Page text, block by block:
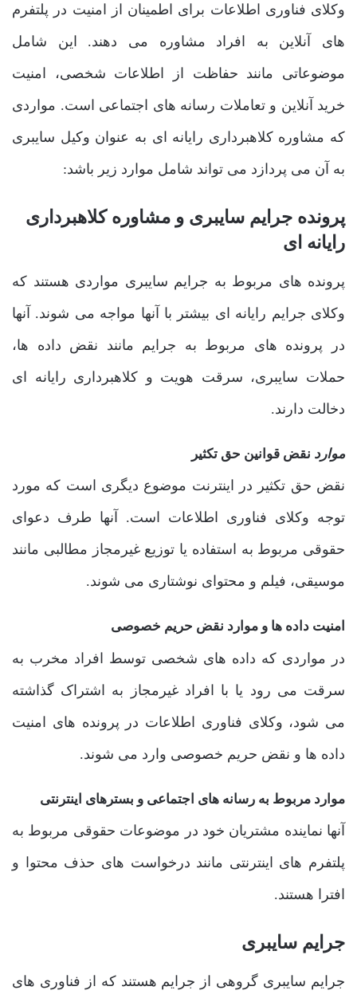
وکلای فناوری اطلاعات برای اطمینان از امنیت در پلتفرم
های آنلاین به افراد مشاوره می دهند. این شامل
موضوعاتی مانند حفاظت از اطلاعات شخصی، امنیت
خرید آنلاین و تعاملات رسانه های اجتماعی است. مواردی
که مشاوره کلاهبرداری رایانه ای به عنوان وکیل سایبری
به آن می پردازد می تواند شامل موارد زیر باشد:
پرونده جرایم سایبری و مشاوره کلاهبرداری
رایانه ای
پرونده های مربوط به جرایم سایبری مواردی هستند که
وکلای جرایم رایانه ای بیشتر با آنها مواجه می شوند. آنها
در پرونده های مربوط به جرایم مانند نقض داده ها،
حملات سایبری، سرقت هویت و کلاهبرداری رایانه ای
دخالت دارند.
موارد نقض قوانین حق تکثیر
نقض حق تکثیر در اینترنت موضوع دیگری است که مورد
توجه وکلای فناوری اطلاعات است. آنها طرف دعوای
حقوقی مربوط به استفاده یا توزیع غیرمجاز مطالبی مانند
موسیقی، فیلم و محتوای نوشتاری می شوند.
امنیت داده ها و موارد نقض حریم خصوصی
در مواردی که داده های شخصی توسط افراد مخرب به
سرقت می رود یا با افراد غیرمجاز به اشتراک گذاشته
می شود، وکلای فناوری اطلاعات در پرونده های امنیت
داده ها و نقض حریم خصوصی وارد می شوند.
موارد مربوط به رسانه های اجتماعی و بسترهای اینترنتی
آنها نماینده مشتریان خود در موضوعات حقوقی مربوط به
پلتفرم های اینترنتی مانند درخواست های حذف محتوا و
افترا هستند.
جرایم سایبری
جرایم سایبری گروهی از جرایم هستند که از فناوری های